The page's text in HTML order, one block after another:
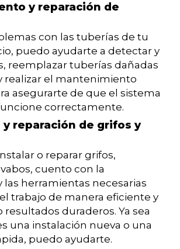
y reparación de
con las tuberías de tu
puedo ayudarte a detectar y
reemplazar tuberías dañadas
realizar el mantenimiento
asegurarte de que el sistema
correctamente.
reparación de grifos y
o reparar grifos,
cuento con la
las herramientas necesarias
trabajo de manera eficiente y
duraderos. Ya sea
una instalación nueva o una
puedo ayudarte.